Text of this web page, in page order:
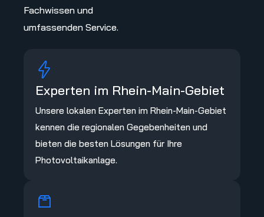
Fachwissen und
umfassenden Service.
Experten im Rhein-Main-Gebiet
Unsere lokalen Experten im Rhein-Main-Gebiet
kennen die regionalen Gegebenheiten und
bieten die besten Lösungen für Ihre
Photovoltaikanlage.